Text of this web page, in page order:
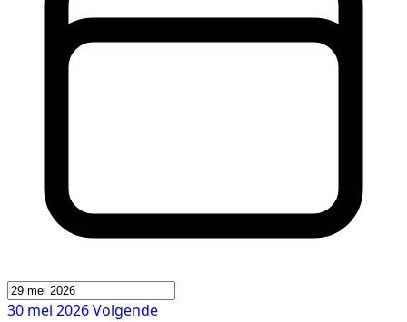
30 mei 2026Volgende